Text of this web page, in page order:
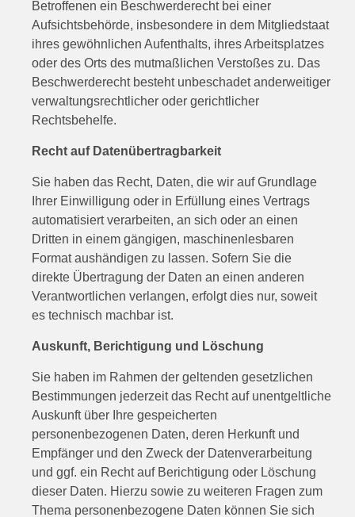
Betroffenen ein Beschwerderecht bei einer
Aufsichtsbehörde, insbesondere in dem Mitgliedstaat
ihres gewöhnlichen Aufenthalts, ihres Arbeitsplatzes
oder des Orts des mutmaßlichen Verstoßes zu. Das
Beschwerderecht besteht unbeschadet anderweitiger
verwaltungsrechtlicher oder gerichtlicher
Rechtsbehelfe.
Recht auf Daten­übertrag­barkeit
Sie haben das Recht, Daten, die wir auf Grundlage
Ihrer Einwilligung oder in Erfüllung eines Vertrags
automatisiert verarbeiten, an sich oder an einen
Dritten in einem gängigen, maschinenlesbaren
Format aushändigen zu lassen. Sofern Sie die
direkte Übertragung der Daten an einen anderen
Verantwortlichen verlangen, erfolgt dies nur, soweit
es technisch machbar ist.
Auskunft, Berichtigung und Löschung
Sie haben im Rahmen der geltenden gesetzlichen
Bestimmungen jederzeit das Recht auf unentgeltliche
Auskunft über Ihre gespeicherten
personenbezogenen Daten, deren Herkunft und
Empfänger und den Zweck der Datenverarbeitung
und ggf. ein Recht auf Berichtigung oder Löschung
dieser Daten. Hierzu sowie zu weiteren Fragen zum
Thema personenbezogene Daten können Sie sich